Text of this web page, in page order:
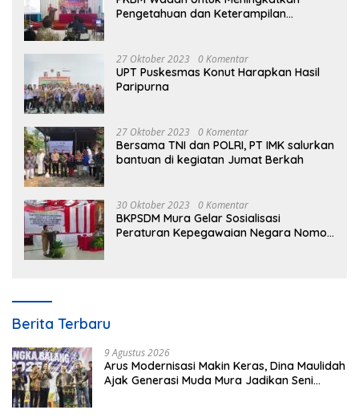
Pengetahuan dan Keterampilan
27 Oktober 2023 0 Komentar
UPT Puskesmas Konut Harapkan Hasil
Paripurna
27 Oktober 2023 0 Komentar
Bersama TNI dan POLRI, PT IMK salurkan
bantuan di kegiatan Jumat Berkah
30 Oktober 2023 0 Komentar
BKPSDM Mura Gelar Sosialisasi
Peraturan Kepegawaian Negara Nomor
Berita Terbaru
9 Agustus 2026
Arus Modernisasi Makin Keras, Dina Maulidah
Ajak Generasi Muda Mura Jadikan Seni